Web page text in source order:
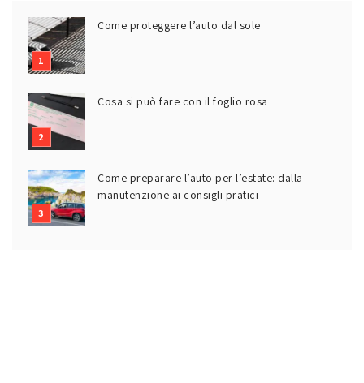
Come proteggere l’auto dal sole
Cosa si può fare con il foglio rosa
Come preparare l’auto per l’estate: dalla
manutenzione ai consigli pratici